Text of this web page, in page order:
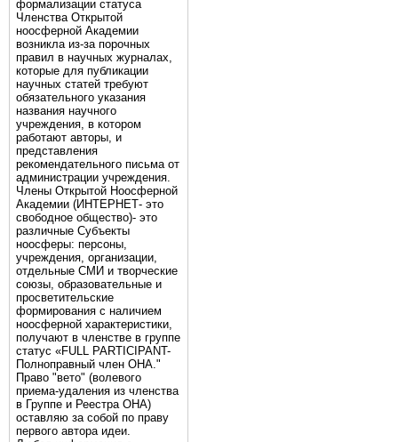
формализации статуса
Членства Открытой
ноосферной Академии
возникла из-за порочных
правил в научных журналах,
которые для публикации
научных статей требуют
обязательного указания
названия научного
учреждения, в котором
работают авторы, и
представления
рекомендательного письма от
администрации учреждения.
Члены Открытой Ноосферной
Академии (ИНТЕРНЕТ- это
свободное общество)- это
различные Субъекты
ноосферы: персоны,
учреждения, организации,
отдельные СМИ и творческие
союзы, образовательные и
просветительские
формирования с наличием
ноосферной характеристики,
получают в членстве в группе
статус «FULL PARTICIPANT-
Полноправный член ОНА."
Право "вето" (волевого
приема-удаления из членства
в Группе и Реестра ОНА)
оставляю за собой по праву
первого автора идеи.